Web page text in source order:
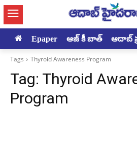
Epaper ఆజ్ కీ బాత్ ఆదాబ్
Tags Thyroid Awareness Program
Tag: Thyroid
Program